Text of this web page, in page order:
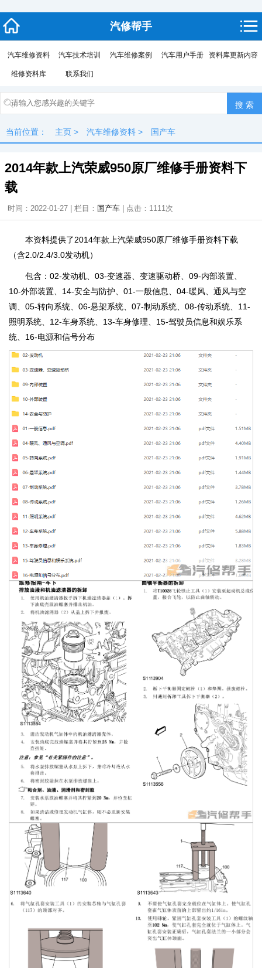
汽修帮手
汽车维修资料 汽车技术培训 汽车维修案例 汽车用户手册 资料库更新内容
维修资料库 联系我们
当前位置： 主页 > 汽车维修资料 > 国产车
2014年款上汽荣威950原厂维修手册资料下
载
时间：2022-01-27 | 栏目： 国产车 | 点击： 1111次
本资料提供了2014年款上汽荣威950原厂维修手册资料下载
（含2.0/2.4/3.0发动机）
包含：02-发动机、03-变速器、变速驱动桥、09-内部装置、
10-外部装置、14-安全与防护、01-一般信息、04-暖风、通风与空
调、05-转向系统、06-悬架系统、07-制动系统、08-传动系统、11-
照明系统、12-车身系统、13-车身修理、15-驾驶员信息和娱乐系
统、16-电源和信号分布